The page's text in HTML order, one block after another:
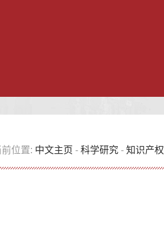
前位置: 中文主页 -科学研究 -知识产权